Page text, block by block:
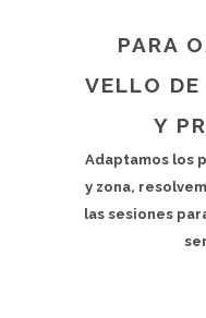
PARA
VELLO DE
Y
Adaptamos los
y zona,
las sesiones